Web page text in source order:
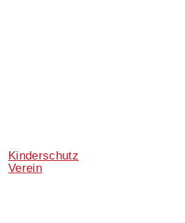
Kinderschutz
Verein